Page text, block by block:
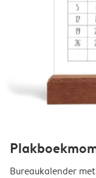
Bureaukalender